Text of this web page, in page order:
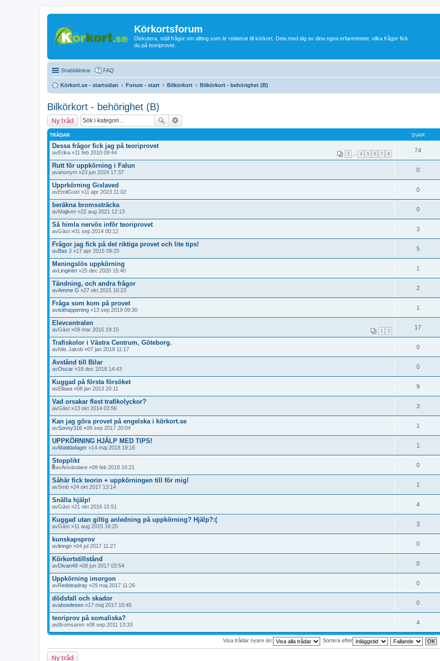
Körkortsforum
Diskutera, ställ frågor om allting som är relaterat till körkort. Dela med dig av dina egna erfarenheter, vilka frågor fick
du på teoriprovet.
Snabblänkar FAQ
Körkort.se - startsidan Forum - start Bilkörkort Bilkörkort - behörighet (B)
Bilkörkort - behörighet (B)
Ny tråd
TRÅDAR SVAR
Dessa frågor fick jag på teoriprovet
1 4 5 6 7 8
avErika »11 feb 2010 09:44 74
Rutt för uppkörning i Falun
avanonym »23 jun 2024 17:37 0
Upprkörning Gislaved
avEmilGust »11 apr 2023 11:02 0
beräkna bromssträcka
avMajjken »22 aug 2021 12:13 0
Så himla nervös inför teoriprovet
avGäst »01 sep 2014 00:12 3
Frågor jag fick på det riktiga provet och lite tips!
avBas J »17 apr 2015 09:25 5
Meningslös uppkörning
avLinginist »25 dec 2020 15:40 1
Tändning, och andra frågor
avAmme G »27 okt 2015 10:23 2
Fråga som kom på provet
avisithappening »13 sep 2019 09:30 1
Elevcentralen
1 2
avGäst »09 mar 2015 19:15 17
Trafiskolor i Västra Centrum, Göteborg.
avNils Jakob »07 jan 2019 11:17 0
Avstånd till Bilar
avOscar »18 dec 2018 14:43 0
Kuggad på första försöket
avEllaaa »08 jan 2013 20:11 9
Vad orsakar flest trafikolyckor?
avGäst »13 okt 2014 03:56 3
Kan jag göra provet på engelska i körkort.se
avSonny316 »08 sep 2017 20:04 1
UPPKÖRNING HJÄLP MED TIPS!
avMatildafager »14 maj 2018 19:18 1
Stopplikt
i
l
a
g
o
r
avAnvändare »09 feb 2018 16:21 0
Såhär fick teorin + uppkörningen till för mig!
avSmb »24 okt 2017 13:14 1
Snälla hjälp!
avGäst »21 okt 2016 15:51 4
Kuggad utan giltig anledning på uppkörning? Hjälp?:(
avGäst »11 aug 2015 16:25 3
kunskapsprov
avlinngn »04 jul 2017 11:27 0
Körkortstillstånd
avDivan49 »08 jun 2017 03:54 0
Uppkörning imorgon
avReddeadray »29 maj 2017 11:26 0
dödsfall och skador
avabowleeen »17 maj 2017 15:45 0
teoriprov på somaliska?
avBromsaren »08 sep 2011 13:33 4
Visa trådar nyare än: Sortera efter
Ny tråd